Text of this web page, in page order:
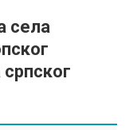
села